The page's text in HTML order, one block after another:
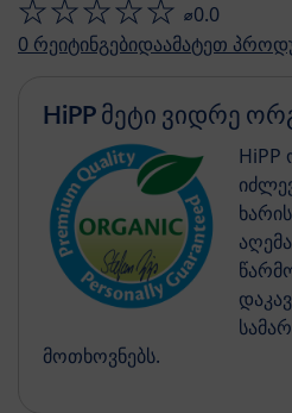
⌀0.0
0 რეიტინგებიდაამატეთ
HiPP მეტი ვიდრე
HiPP
მოთხოვნებს.